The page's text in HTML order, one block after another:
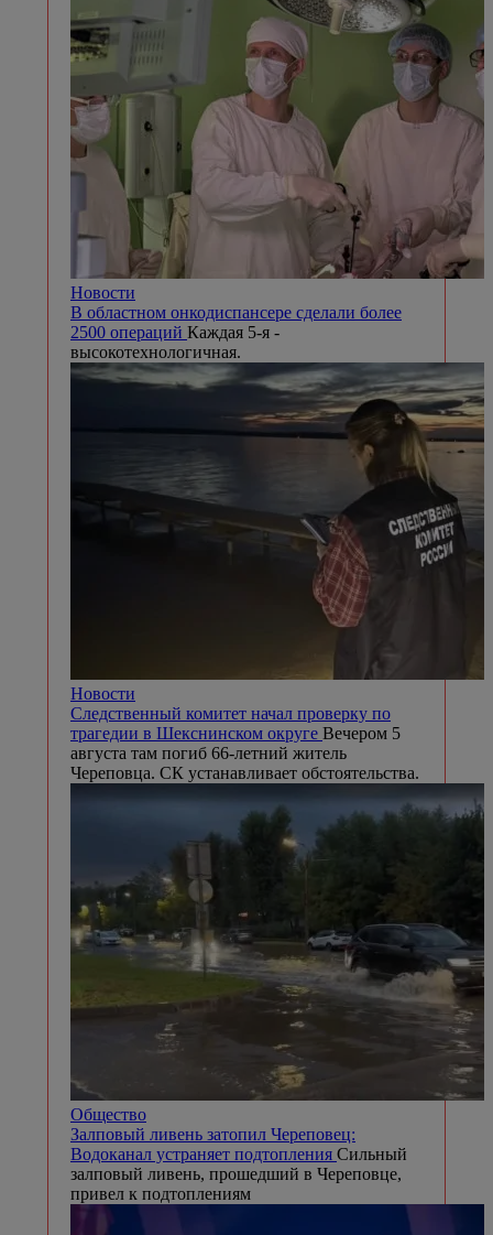
Новости
В областном онкодиспансере сделали более
2500 операций Каждая 5-я -
высокотехнологичная.
Новости
Следственный комитет начал проверку по
трагедии в Шекснинском округе Вечером 5
августа там погиб 66-летний житель
Череповца. СК устанавливает обстоятельства.
Общество
Залповый ливень затопил Череповец:
Водоканал устраняет подтопления Сильный
залповый ливень, прошедший в Череповце,
привел к подтоплениям